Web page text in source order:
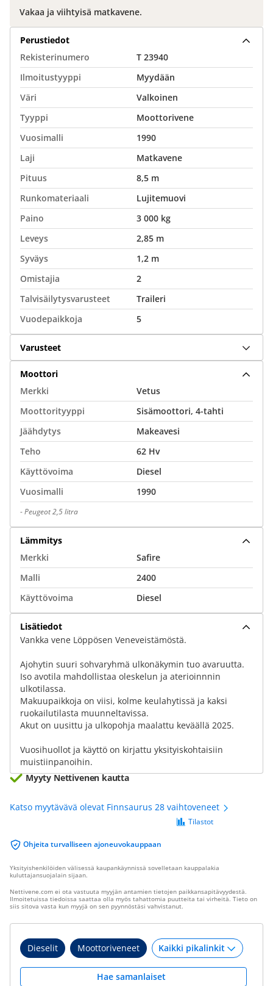
Vakaa ja viihtyisä matkavene.
Perustiedot
Rekisterinumero
T 23940
Ilmoitustyyppi
Myydään
Väri
Valkoinen
Tyyppi
Moottorivene
Vuosimalli
1990
Laji
Matkavene
Pituus
8,5 m
Runkomateriaali
Lujitemuovi
Paino
3 000 kg
Leveys
2,85 m
Syväys
1,2 m
Omistajia
2
Talvisäilytysvarusteet
Traileri
Vuodepaikkoja
5
Varusteet
Moottori
Merkki
Vetus
Moottorityyppi
Sisämoottori, 4-tahti
Jäähdytys
Makeavesi
Teho
62 Hv
Käyttövoima
Diesel
Vuosimalli
1990
-Peugeot 2,5 litra
Lämmitys
Merkki
Safire
Malli
2400
Käyttövoima
Diesel
Lisätiedot
Vankka vene Löppösen Veneveistämöstä.
Ajohytin suuri sohvaryhmä ulkonäkymin tuo avaruutta.
Iso avotila mahdollistaa oleskelun ja aterioinnnin
ulkotilassa.
Makuupaikkoja on viisi, kolme keulahytissä ja kaksi
ruokailutilasta muunneltavissa.
Akut on uusittu ja ulkopohja maalattu keväällä 2025.
Vuosihuollot ja käyttö on kirjattu yksityiskohtaisiin
muistiinpanoihin.
Myyty Nettivenen kautta
Katso myytävävä olevat Finnsaurus 28 vaihtoveneet
Ohjeita turvalliseen ajoneuvokauppaan
Tilastot
Yksityishenkilöiden välisessä kaupankäynnissä sovelletaan kauppalakia
kuluttajansuojalain sijaan.
Nettivene.com ei ota vastuuta myyjän antamien tietojen paikkansapitävyydestä.
Ilmoitetuissa tiedoissa saattaa olla myös tahattomia puutteita tai virheitä. Tieto on
siis sitova vasta kun myyjä on sen pyynnöstäsi vahvistanut.
Dieselit Moottoriveneet
Hae samanlaiset